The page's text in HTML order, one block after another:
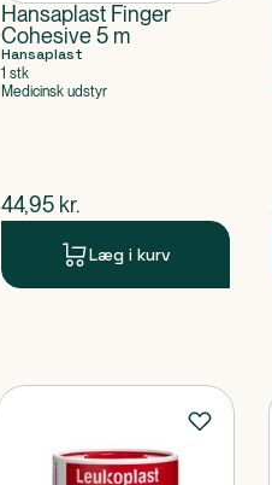
Hansaplast Finger
Cohesive 5 m
Hansaplast
1 stk
Medicinsk udstyr
$nuværende pris
44,95 kr.
Læg i kurv